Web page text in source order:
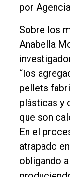
por
Sobre los
Anabella
“los
pellets
plásticas y
que son
En el
atrapado
obligando